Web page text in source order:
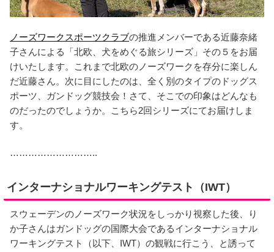
ノーズワークスポーツクラブの推進メンバーである近藤奈緒
子さんによる「北欧、犬をめぐる旅シリーズ」その５をお届
けいたします。これまで北欧のノーズワークを存分に楽しん
だ近藤さん。次に目にしたのは、全く別のタイプのドッグス
ポーツ、ガンドッグ競技会！さて、そこでの印象はどんなも
のだったのでしょうか。こちら2回シリーズにてお届けしま
す。
………………………..
インターナショナルワーキングテスト（IWT）
スウェーデンのノーズワーク状況をしっかり視察した後、り
か子さんはガンドッグの国際大会であるインターナショナル
ワーキングテスト（以下、IWT）の観戦に行こう、と誘って